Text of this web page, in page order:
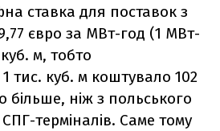
ставка для поставок з
євро за МВт-год (1 МВт-
м, тобто
тис. куб. м коштувало 102
більше, ніж з польського
терміналів. Саме тому